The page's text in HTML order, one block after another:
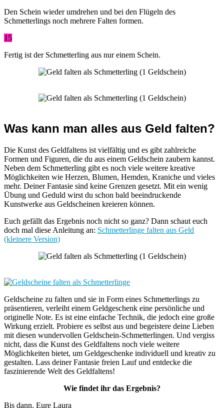
Den Schein wieder umdrehen und bei den Flügeln des
Schmetterlings noch mehrere Falten formen.
15
Fertig ist der Schmetterling aus nur einem Schein.
Was kann man alles aus Geld falten?
Die Kunst des Geldfaltens ist vielfältig und es gibt zahlreiche
Formen und Figuren, die du aus einem Geldschein zaubern kannst.
Neben dem Schmetterling gibt es noch viele weitere kreative
Möglichkeiten wie Herzen, Blumen, Hemden, Kraniche und vieles
mehr. Deiner Fantasie sind keine Grenzen gesetzt. Mit ein wenig
Übung und Geduld wirst du schon bald beeindruckende
Kunstwerke aus Geldscheinen kreieren können.
Euch gefällt das Ergebnis noch nicht so ganz? Dann schaut euch
doch mal diese Anleitung an: Schmetterlinge falten aus Geld
(kleinere Version)
Geldscheine zu falten und sie in Form eines Schmetterlings zu
präsentieren, verleiht einem Geldgeschenk eine persönliche und
originelle Note. Es ist eine einfache Technik, die jedoch eine große
Wirkung erzielt. Probiere es selbst aus und begeistere deine Lieben
mit diesen wundervollen Geldschein-Schmetterlingen. Und vergiss
nicht, dass die Kunst des Geldfaltens noch viele weitere
Möglichkeiten bietet, um Geldgeschenke individuell und kreativ zu
gestalten. Lass deiner Fantasie freien Lauf und entdecke die
faszinierende Welt des Geldfaltens!
Wie findet ihr das Ergebnis?
Bis dann. Eure Laura